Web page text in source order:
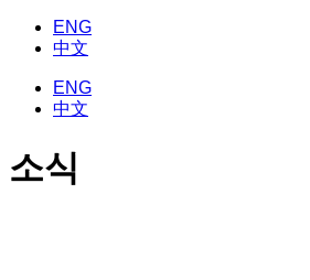
ENG
中文
ENG
中文
소식